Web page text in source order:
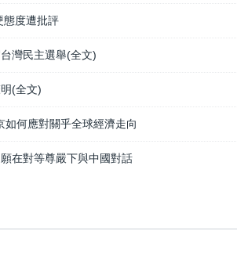
態度遭批評
灣民主選舉(全文)
(全文)
如何應對關乎全球經濟走向
在對等尊嚴下與中國對話